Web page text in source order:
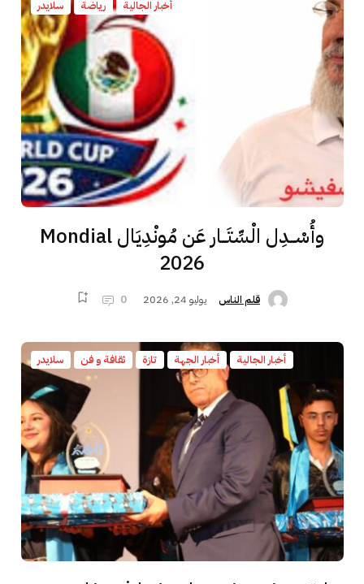
أخبار الجالية رياضة سلايدر
وأُسْــدِل الْسِّتَــار عَن مُونْدِيَال Mondial
2026
قلم الناس يوليو 24, 2026 0
أخبار الجالية أخبار الجهة تازة ثقافة و فن سلايدر